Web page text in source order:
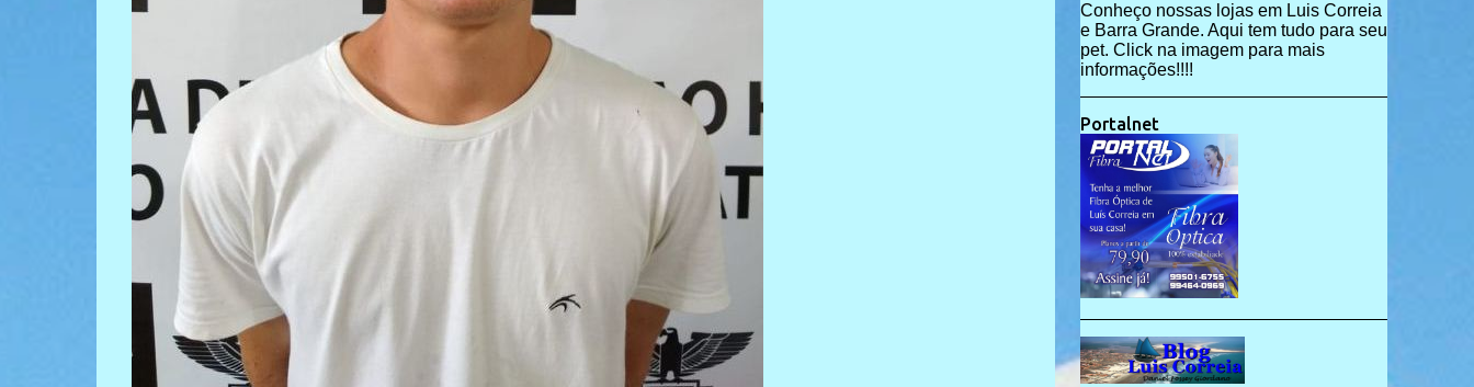
Conheço nossas lojas em Luis Correia
e Barra Grande. Aqui tem tudo para seu
pet. Click na imagem para mais
informações!!!!
Portalnet